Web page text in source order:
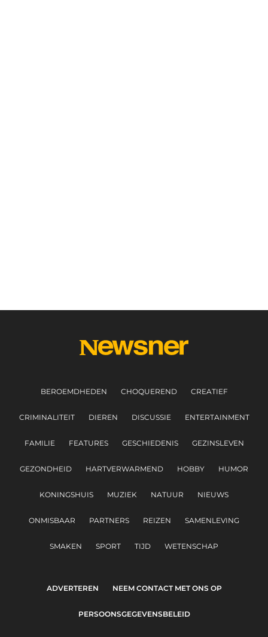
BEROEMDHEDEN CHOQUEREND CREATIEF
CRIMINALITEIT DIEREN DISCUSSIE ENTERTAINMENT
FAMILIE FEATURES GESCHIEDENIS GEZINSLEVEN
GEZONDHEID HARTVERWARMEND HOBBY HUMOR
KONINGSHUIS MUZIEK NATUUR NIEUWS
ONMISBAAR PARTNERS REIZEN SAMENLEVING
SMAKEN SPORT TIJD WETENSCHAP
ADVERTEREN NEEM CONTACT MET ONS OP
PERSOONSGEGEVENSBELEID